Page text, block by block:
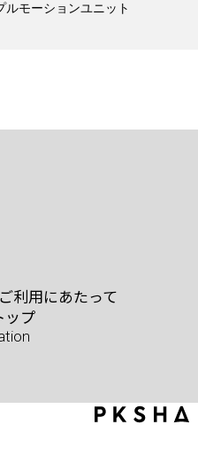
ルモーションユニット
ご利用にあたって
ップ